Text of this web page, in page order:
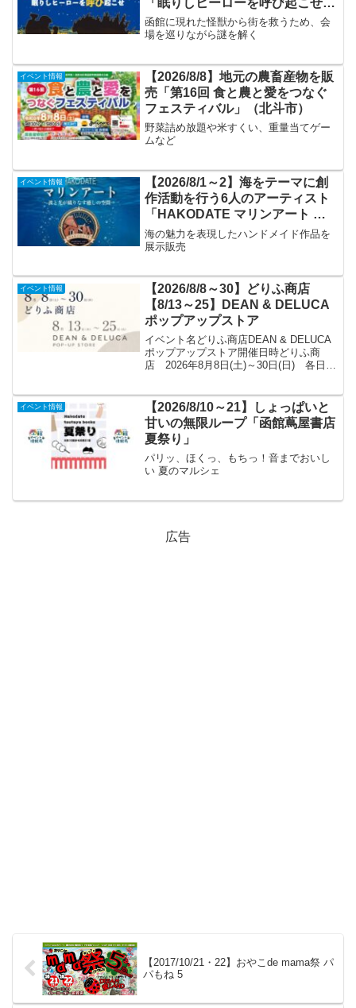
（北斗市）
函館に現れた怪獣から街を救うため、会
場を巡りながら謎を解く
イベント情報
【2026/8/8】地元の農畜産物を販
売「第16回 食と農と愛をつなぐ
フェスティバル」（北斗市）
野菜詰め放題や米すくい、重量当てゲー
ムなど
イベント情報
【2026/8/1～2】海をテーマに創
作活動を行う6人のアーティスト
「HAKODATE マリンアート ～
波と光が織りなす癒しの空間～」
海の魅力を表現したハンドメイド作品を
展示販売
イベント情報
【2026/8/8～30】どりふ商店
【8/13～25】DEAN & DELUCA
ポップアップストア
イベント名どりふ商店DEAN & DELUCA
ポップアップストア開催日時どりふ商
店 2026年8月8日(土)～30日(日) 各日
月13日...
イベント情報
【2026/8/10～21】しょっぱいと
甘いの無限ループ「函館蔦屋書店
夏祭り」
パリッ、ほくっ、もちっ！音までおいし
い 夏のマルシェ
広告
【2017/10/21・22】おやこde mama祭 パ
パもね 5